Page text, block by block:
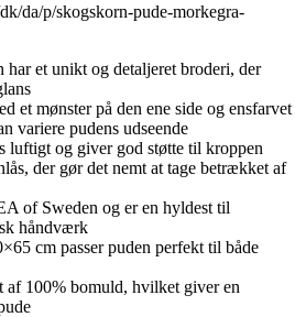
da/p/skogskorn-pude-morkegra-
et unikt og detaljeret broderi, der
et mønster på den ene side og ensfarvet
variere pudens udseende
luftigt og giver god støtte til kroppen
der gør det nemt at tage betrækket af
of Sweden og er en hyldest til
håndværk
cm passer puden perfekt til både
af 100% bomuld, hvilket giver en